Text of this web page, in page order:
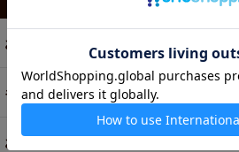
お茶
ギフト
お菓子・食品・飲料